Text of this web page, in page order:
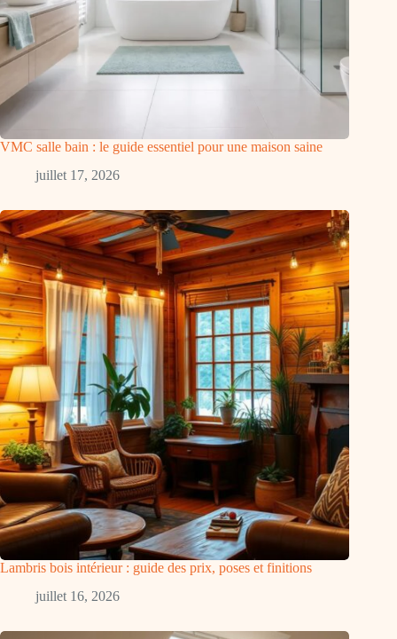
VMC salle bain : le guide essentiel pour une maison saine
juillet 17, 2026
Lambris bois intérieur : guide des prix, poses et finitions
juillet 16, 2026